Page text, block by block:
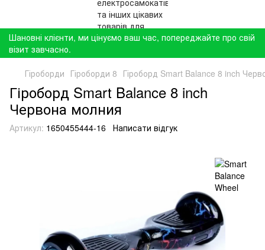
Шановні клієнти, ми цінуємо ваш час, попереджайте про свій
візит завчасно.
Гіроборди Гіроборди 8 Гіроборд Smart Balance 8 inch
Гіроборд Smart Balance 8 inch
Червона молния
Артикул: 1650455444-16 Написати відгук